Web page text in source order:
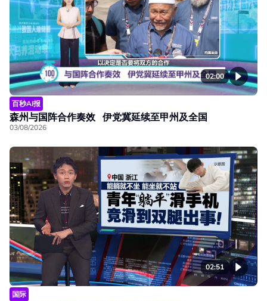
02:00
百秒AI报
森州与国阵合作奏效 伊党冀延续至甲州及全国
03/08/2026
02:51
国际